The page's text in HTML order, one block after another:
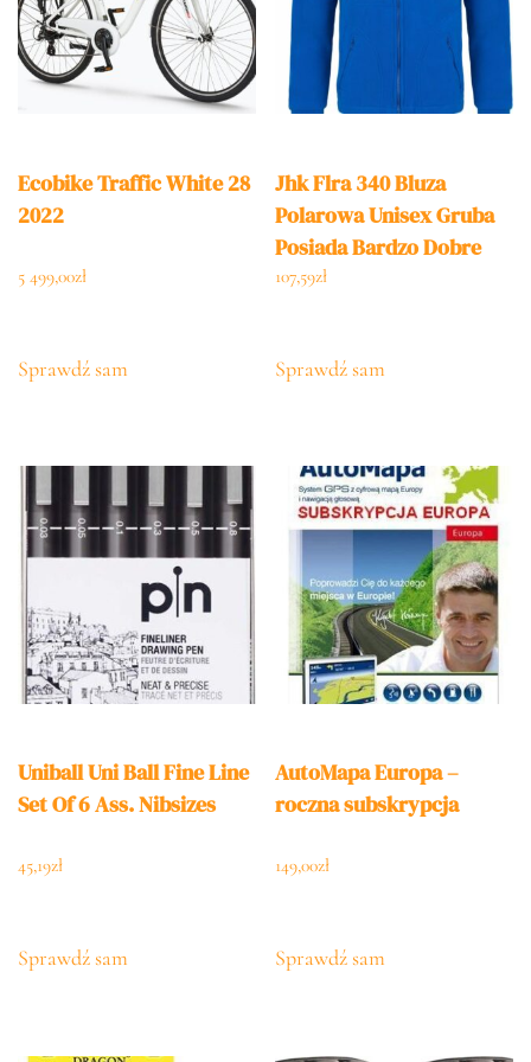
Ecobike Traffic White 28
2022
5 499,00zł
Sprawdź sam
Jhk Flra 340 Bluza
Polarowa Unisex Gruba
Posiada Bardzo Dobre
Właściwości Cieplne
107,59zł
Sprawdź sam
Uniball Uni Ball Fine Line
Set Of 6 Ass. Nibsizes
45,19zł
Sprawdź sam
AutoMapa Europa –
roczna subskrypcja
149,00zł
Sprawdź sam